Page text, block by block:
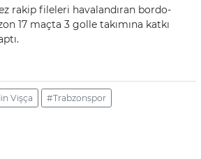
rakip fileleri havalandıran bordo-
17 maçta 3 golle takımına katkı
Vişça #Trabzonspor